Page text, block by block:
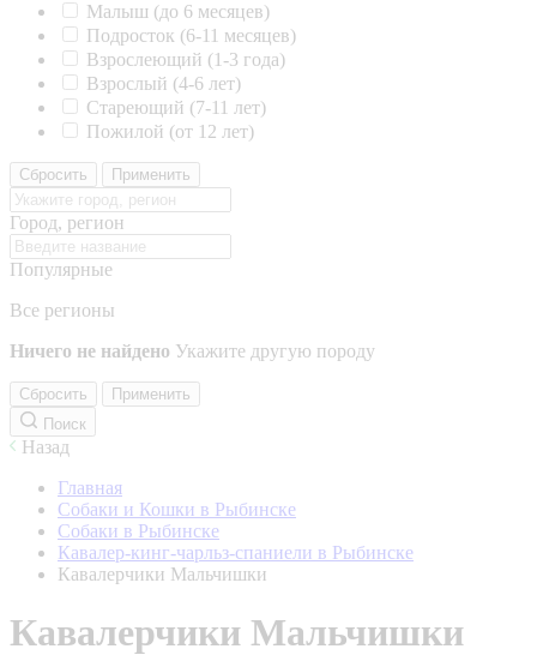
Малыш (до 6 месяцев)
Подросток (6-11 месяцев)
Взрослеющий (1-3 года)
Взрослый (4-6 лет)
Стареющий (7-11 лет)
Пожилой (от 12 лет)
Сбросить Применить
Город, регион
Популярные
Все регионы
Ничего не найдено Укажите другую породу
Сбросить
Применить
Поиск
Назад
Главная
Собаки и Кошки в Рыбинске
Собаки в Рыбинске
Кавалер-кинг-чарльз-спаниели в Рыбинске
Кавалерчики Мальчишки
Кавалерчики Мальчишки